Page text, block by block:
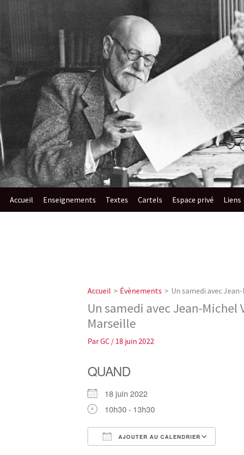
Accueil Enseignements​ Textes Cartels Espace privé Liens
Accueil Évènements Un samedi avec
Un samedi avec Jean-Michel
Marseille
ParGC / 18 juin 2022
QUAND
18 juin 2022
10h30 - 13h30
AJOUTER AU CALENDRIER